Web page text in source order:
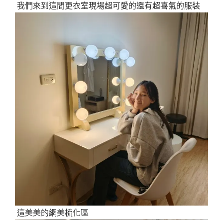
我們來到這間更衣室現場超可愛的還有超喜氣的服裝
這美美的網美梳化區